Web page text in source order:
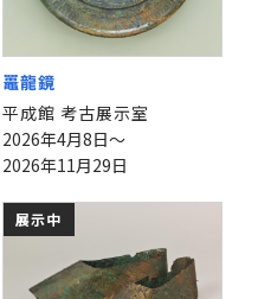
鼉龍鏡
平成館 考古展示室
2026年4月8日～
2026年11月29日
展示中